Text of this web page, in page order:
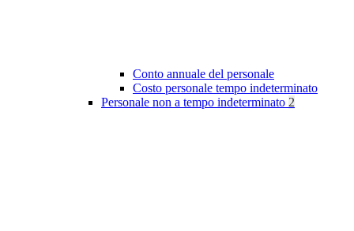
Conto annuale del personale
Costo personale tempo indeterminato
Personale non a tempo indeterminato 2